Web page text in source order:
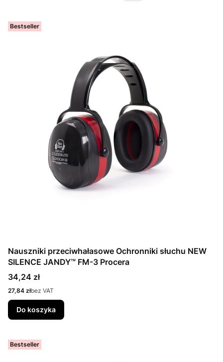
Bestseller
Nauszniki przeciwhałasowe Ochronniki słuchu NEW
SILENCE JANDY™ FM-3 Procera
Cena
34,24 zł
Cena
27,84 złbez VAT
Do koszyka
Bestseller